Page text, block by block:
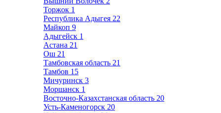
Торжок 1
Республика Адыгея 22
Майкоп 9
Адыгейск 1
Астана 21
Ош 21
Тамбовская область 21
Тамбов 15
Мичуринск 3
Моршанск 1
Восточно-Казахстанская область 20
Усть-Каменогорск 20